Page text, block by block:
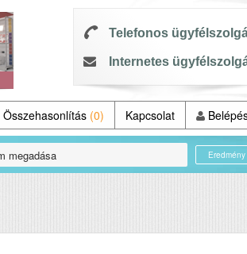
Telefonos
Internetes
Összehasonlítás (0) Kapcsolat
Eredmény